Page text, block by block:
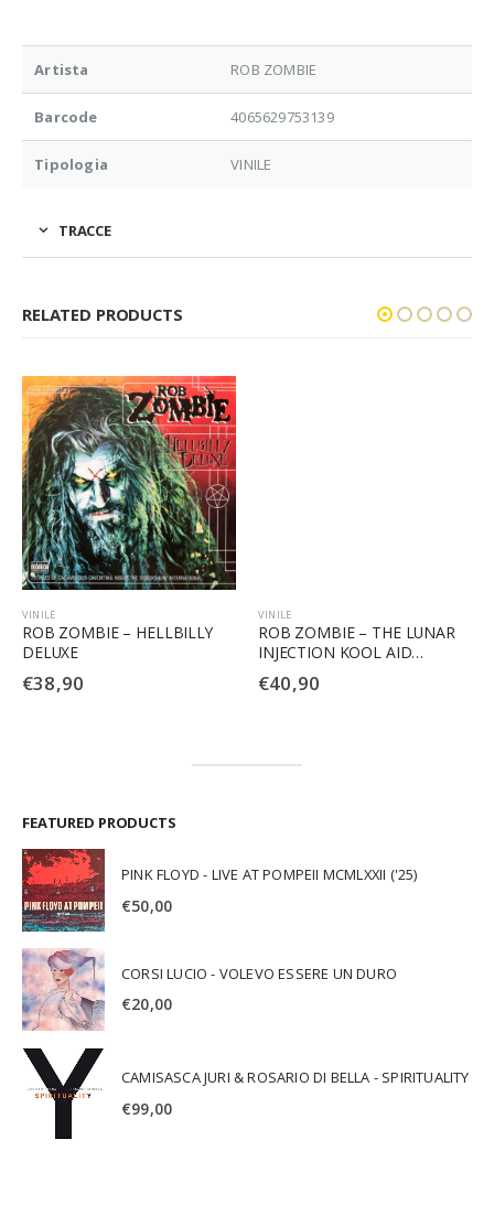
Artista ROB ZOMBIE
Barcode 4065629753139
Tipologia VINILE
TRACCE
RELATED PRODUCTS
VINILE
ROB ZOMBIE – HELLBILLY
DELUXE
€38,90
VINILE
ROB ZOMBIE – THE LUNAR
INJECTION KOOL AID
ECLIPSE CONSPIRACY
€40,90
FEATURED PRODUCTS
PINK FLOYD - LIVE AT POMPEII MCMLXXII ('25)
€50,00
CORSI LUCIO - VOLEVO ESSERE UN DURO
€20,00
CAMISASCA JURI & ROSARIO DI BELLA - SPIRITUALITY
€99,00